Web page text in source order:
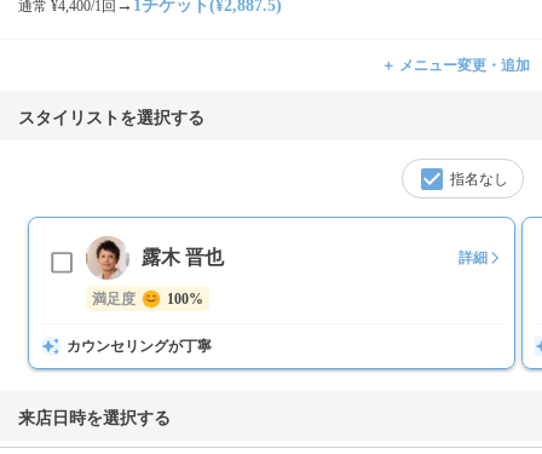
通常 ¥4,400/1回 → 1チケット(¥2,887.5)
＋ メニュー変更・追加
スタイリストを選択する
指名なし
露木 晋也 詳細
満足度 100%
カウンセリングが丁寧
来店日時を選択する